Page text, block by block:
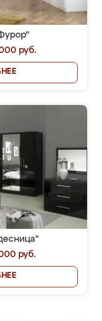
руб.
руб.